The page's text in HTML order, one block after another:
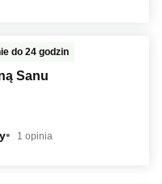
do 24 godzin
Sanu
1 opinia